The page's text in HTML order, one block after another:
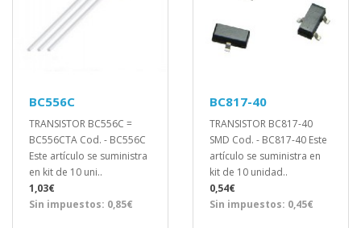
BC556C
TRANSISTOR BC556C =
BC556CTA Cod. - BC556C
Este artículo se suministra
en kit de 10 uni..
1,03€
Sin impuestos: 0,85€
BC817-40
TRANSISTOR BC817-40
SMD Cod. - BC817-40 Este
artículo se suministra en
kit de 10 unidad..
0,54€
Sin impuestos: 0,45€